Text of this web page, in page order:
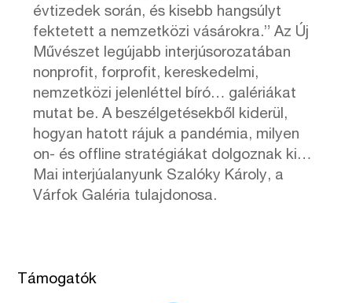
évtizedek során, és kisebb hangsúlyt
fektetett a nemzetközi vásárokra.” Az Új
Művészet legújabb interjúsorozatában
nonprofit, forprofit, kereskedelmi,
nemzetközi jelenléttel bíró… galériákat
mutat be. A beszélgetésekből kiderül,
hogyan hatott rájuk a pandémia, milyen
on- és offline stratégiákat dolgoznak ki…
Mai interjúalanyunk Szalóky Károly, a
Várfok Galéria tulajdonosa.
Támogatók